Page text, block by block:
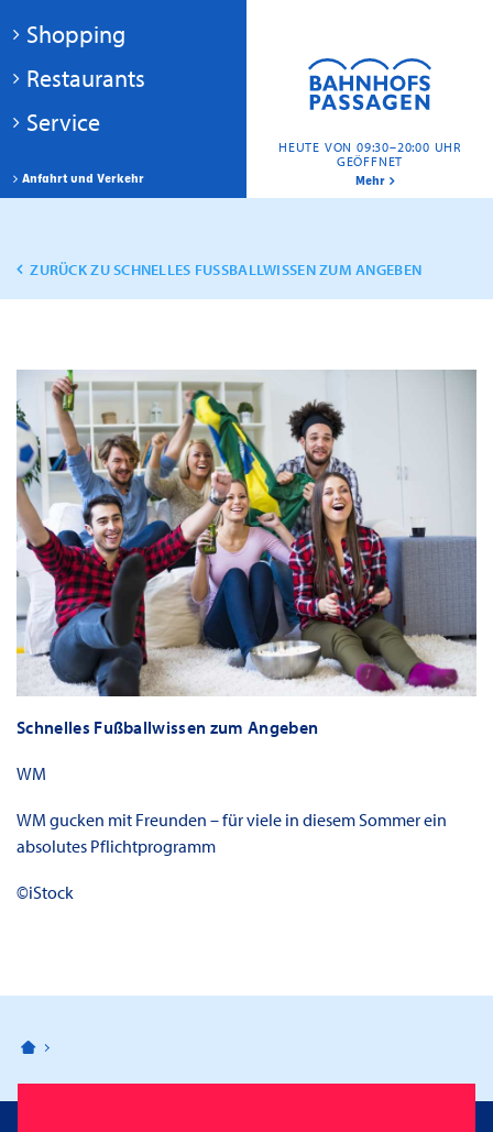
HEUTE VON 09:30–20:00 UHR
GEÖFFNET
Mehr
Anfahrt und Verkehr
Shopping
Restaurants
Service
ZURÜCK ZU SCHNELLES FUSSBALLWISSEN ZUM ANGEBEN
Schnelles Fußballwissen zum Angeben
WM
WM gucken mit Freunden – für viele in diesem Sommer ein
absolutes Pflichtprogramm
©iStock
Bahnhofspassagen Potsdam